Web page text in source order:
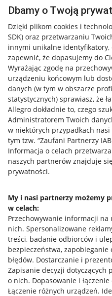
Dbamy o Twoją
Dzięki plikom cookies i
SDK) oraz przetwarzaniu
innymi unikalne
zapewnić, że dopasujemy do
Wyrażając zgodę na
urządzeniu końcowym lub
danych (w tym w obszarze
statystycznych) sprawiasz, że
Allegro dokładnie to, czego
Administratorem Twoich
w niektórych przypadkach
tym tzw. “Zaufani Partnerzy
Informacja o celach
naszych partnerów znajduje
prywatności.
My i nasi partnerzy możemy
w celach:
Przechowywanie informacji
nich. Spersonalizowane
treści, badanie odbiorców i
bezpieczeństwa,
błędów. Dostarczanie i
Zapisanie decyzji
o nich. Dopasowanie i
Łączenie różnych urządzeń.
Przydatne informacje
Jak to działa
Allegro Gadane dla
Allegro Gadane dla kupujących
Mapa miejscowości
Informacje prawne
Regulamin